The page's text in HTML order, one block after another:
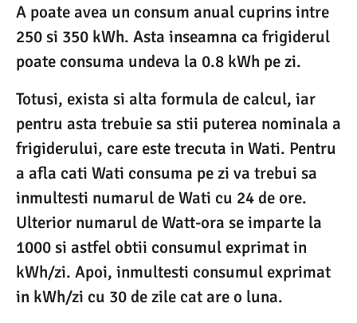
A poate avea un consum anual cuprins intre
250 si 350 kWh. Asta inseamna ca frigiderul
poate consuma undeva la 0.8 kWh pe zi.
Totusi, exista si alta formula de calcul, iar
pentru asta trebuie sa stii puterea nominala a
frigiderului, care este trecuta in Wati. Pentru
a afla cati Wati consuma pe zi va trebui sa
inmultesti numarul de Wati cu 24 de ore.
Ulterior numarul de Watt-ora se imparte la
1000 si astfel obtii consumul exprimat in
kWh/zi. Apoi, inmultesti consumul exprimat
in kWh/zi cu 30 de zile cat are o luna.